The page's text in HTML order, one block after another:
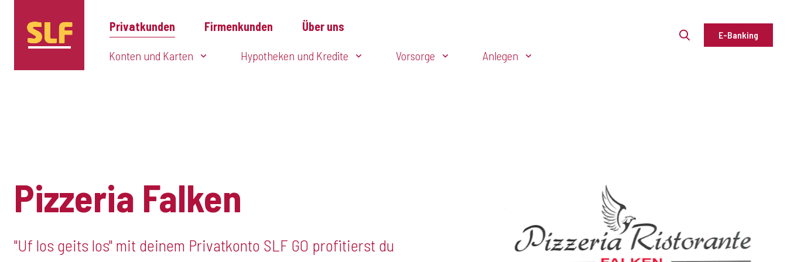
E-Banking
Privatkunden
Konten und Karten Hypotheken und Kredite Vorsorge Anlegen
Firmenkunden Über uns
Pizzeria Falken
"Uf los geits los" mit deinem Privatkonto SLF GO profitierst du